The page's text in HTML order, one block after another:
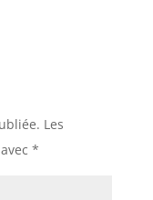
Les
*